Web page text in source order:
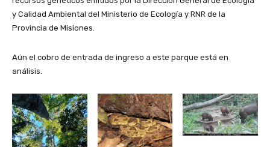
y Calidad Ambiental del Ministerio de Ecología y RNR de la
Provincia de Misiones.
Aún el cobro de entrada de ingreso a este parque está en
análisis.